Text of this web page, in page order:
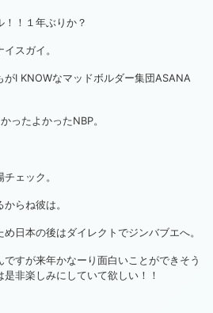
！１年ぶりか？
スガイ。
がI KNOWなマッドボルダー集団ASANA
ったよかったNBP。
ェック。
らね彼は。
日本の後はダイレクトでジンバブエへ。
すが来年かなーり面白いことができそう
非楽しみにしていて欲しい！！